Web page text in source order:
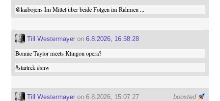
@kaibojensIm Mittel über beide Folgen im Rahmen ...
Till Westermayeron 6.8.2026, 16:58:28
Bonnie Taylor meets Klingon opera?
#startrek #snw
boosted
Till Westermayeron 6.8.2026, 15:07:27